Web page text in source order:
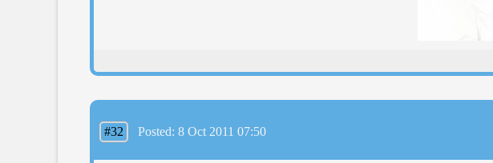
#32 Posted: 8 Oct 2011 07:50